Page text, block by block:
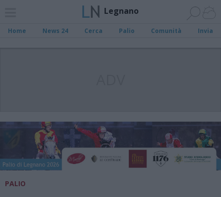
Legnano
Home News 24 Cerca Palio Comunità Invia
PALIO